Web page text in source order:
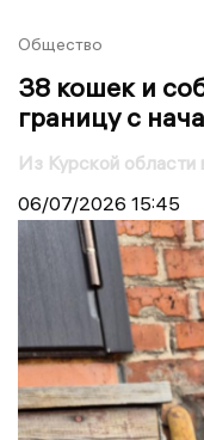
Общество
38 кошек и
границу с
Из Курской области
06/07/2026 15:45